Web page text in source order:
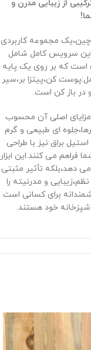
از زیبایی مدرن و
چوبی مدل 010/8 از برند آچین،یک مجموعه کاربردی
سرویس کامل شامل
است که بر روی یک پایه
‌کن،پیتزا‌ بر،سیر
باز کن است.
اصلی آن محسوب
‌ای طبیعی و گرم
براق نیز با طراحی
فراهم می ‌کنند.این ابزار
دهد،بلکه تأثیر مثبتی
و مدرنیته را
برای کسانی است
خود هستند.